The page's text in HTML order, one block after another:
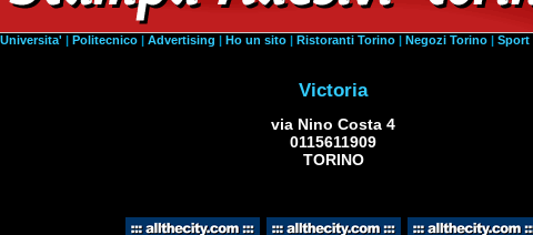
Universita' | Politecnico | Advertising | Ho un sito | Ristoranti Torino | Negozi Torino | Sport
Victoria
via Nino Costa 4
0115611909
TORINO